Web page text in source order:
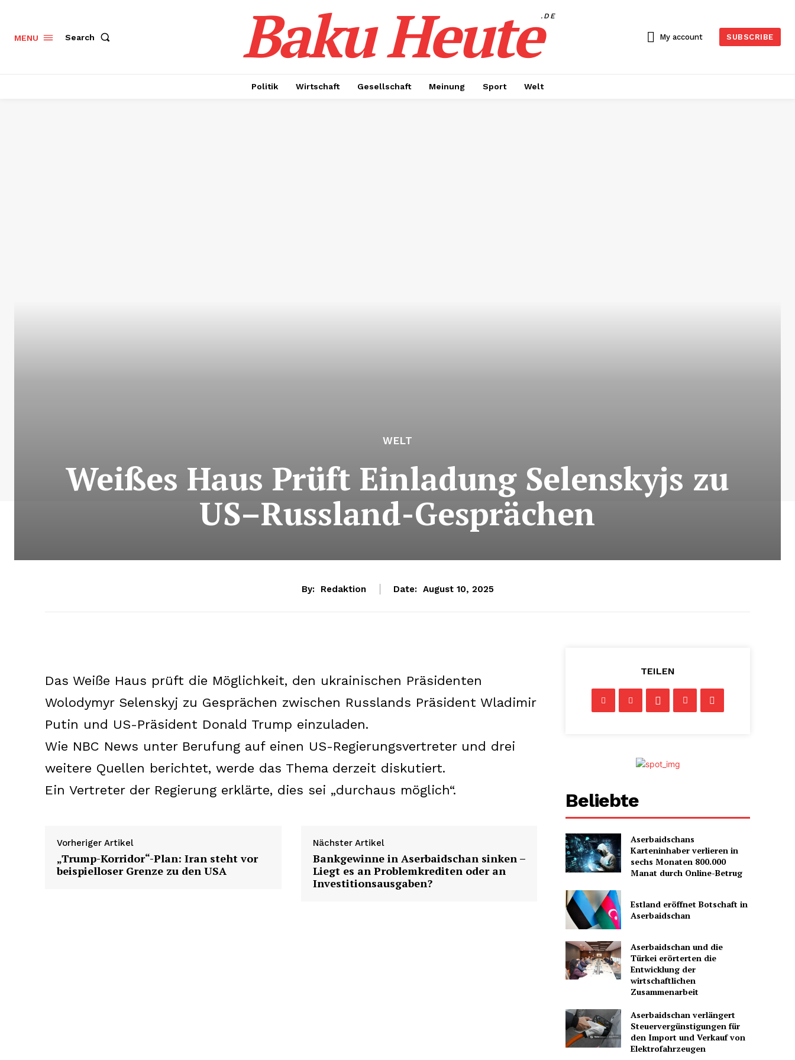
MENU Search Baku Heute.DE
My account SUBSCRIBE
Politik Wirtschaft Gesellschaft Meinung Sport Welt
WELT
Weißes Haus Prüft Einladung Selenskyjs zu
US–Russland-Gesprächen
By: Redaktion Date: August 10, 2025
Das Weiße Haus prüft die Möglichkeit, den ukrainischen Präsidenten
Wolodymyr Selenskyj zu Gesprächen zwischen Russlands Präsident Wladimir
Putin und US-Präsident Donald Trump einzuladen.
Wie NBC News unter Berufung auf einen US-Regierungsvertreter und drei
weitere Quellen berichtet, werde das Thema derzeit diskutiert.
Ein Vertreter der Regierung erklärte, dies sei „durchaus möglich“.
Vorheriger Artikel
„Trump-Korridor“-Plan: Iran steht vor
beispielloser Grenze zu den USA
Nächster Artikel
Bankgewinne in Aserbaidschan sinken –
Liegt es an Problemkrediten oder an
Investitionsausgaben?
TEILEN
Beliebte
Aserbaidschans
Karteninhaber verlieren in
sechs Monaten 800.000
Manat durch Online-Betrug
Estland eröffnet Botschaft in
Aserbaidschan
Aserbaidschan und die
Türkei erörterten die
Entwicklung der
wirtschaftlichen
Zusammenarbeit
Aserbaidschan verlängert
Steuervergünstigungen für
den Import und Verkauf von
Elektrofahrzeugen